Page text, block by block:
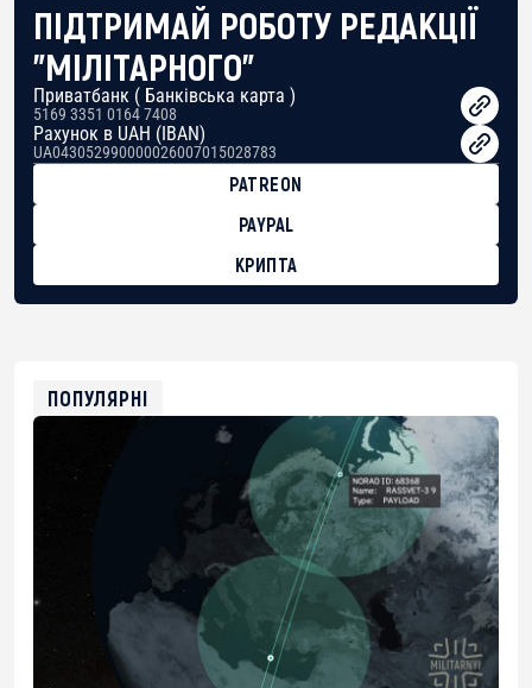
ПІДТРИМАЙ РОБОТУ РЕДАКЦІЇ
"МІЛІТАРНОГО"
Приватбанк ( Банківська карта )
5169 3351 0164 7408
Рахунок в UAH (IBAN)
UA043052990000026007015028783
PATREON
PAYPAL
КРИПТА
0xfD02863D3289416fcF50975c9DFda13623f97758
ПОПУЛЯРНІ